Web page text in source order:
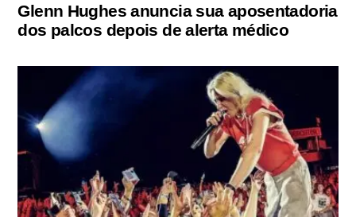
Glenn Hughes anuncia sua aposentadoria
dos palcos depois de alerta médico